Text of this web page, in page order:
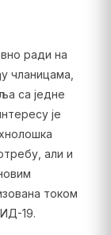
ради на
чланицама,
са једне
је
али и
током
19.